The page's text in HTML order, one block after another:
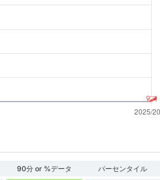
90分 or %データ
パーセンタイル